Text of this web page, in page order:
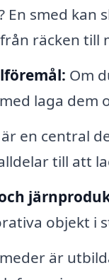
smed kan
räcken till
Om
laga
en central
till att
objekt i
är